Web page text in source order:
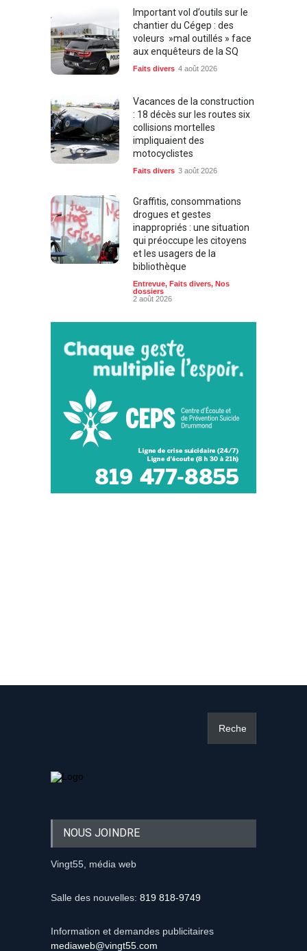
Important vol d’outils sur le
chantier du Cégep : des
voleurs »mal outillés » face
aux enquêteurs de la SQ
Vacances de la construction
: 18 décès sur les routes six
collisions mortelles
impliquaient des
motocyclistes
Graffitis, consommations
drogues et gestes
inappropriés : une situation
qui préoccupe les citoyens
et les usagers de la
bibliothèque
dossiers
2 août 2026
NOUS JOINDRE
Vingt55, média web
Salle des nouvelles: 819 818-9749
Information et demandes publicitaires
mediaweb@vingt55.com